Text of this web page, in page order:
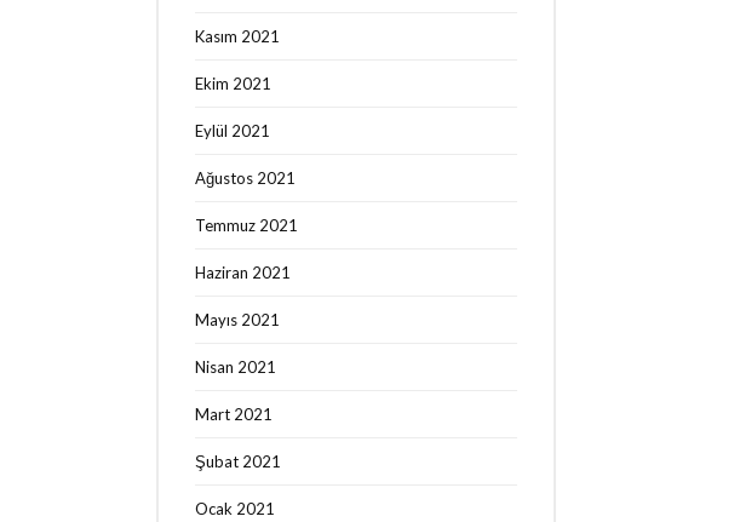
Kasım 2021
Ekim 2021
Eylül 2021
Ağustos 2021
Temmuz 2021
Haziran 2021
Mayıs 2021
Nisan 2021
Mart 2021
Şubat 2021
Ocak 2021